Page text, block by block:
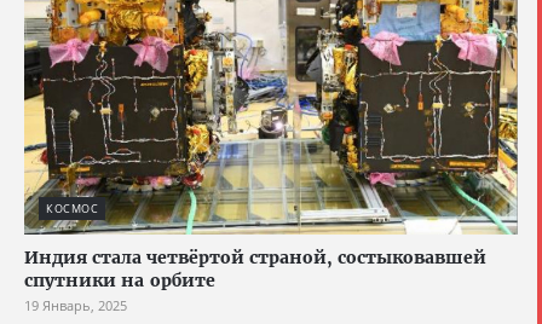
КОСМОС
Индия стала четвёртой страной, состыковавшей
спутники на орбите
19 Январь, 2025